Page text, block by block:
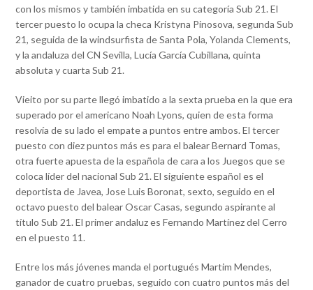
con los mismos y también imbatida en su categoría Sub 21. El
tercer puesto lo ocupa la checa Kristyna Pinosova, segunda Sub
21, seguida de la windsurfista de Santa Pola, Yolanda Clements,
y la andaluza del CN Sevilla, Lucía García Cubillana, quinta
absoluta y cuarta Sub 21.
Vieito por su parte llegó imbatido a la sexta prueba en la que era
superado por el americano Noah Lyons, quien de esta forma
resolvía de su lado el empate a puntos entre ambos. El tercer
puesto con diez puntos más es para el balear Bernard Tomas,
otra fuerte apuesta de la española de cara a los Juegos que se
coloca líder del nacional Sub 21. El siguiente español es el
deportista de Javea, Jose Luis Boronat, sexto, seguido en el
octavo puesto del balear Oscar Casas, segundo aspirante al
título Sub 21. El primer andaluz es Fernando Martínez del Cerro
en el puesto 11.
Entre los más jóvenes manda el portugués Martim Mendes,
ganador de cuatro pruebas, seguido con cuatro puntos más del